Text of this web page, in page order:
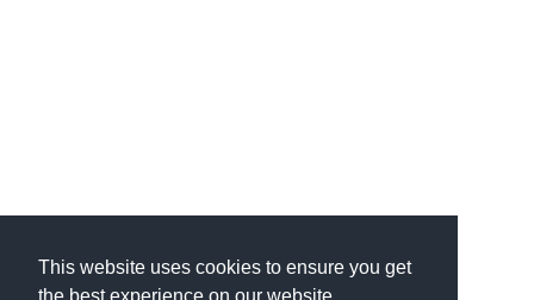
This website uses cookies to ensure you get